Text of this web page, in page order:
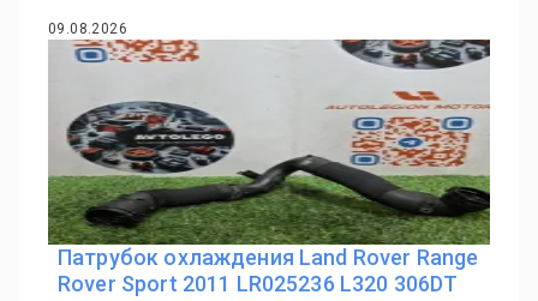
09.08.2026
Патрубок охлаждения Land Rover Range
Rover Sport 2011 LR025236 L320 306DT